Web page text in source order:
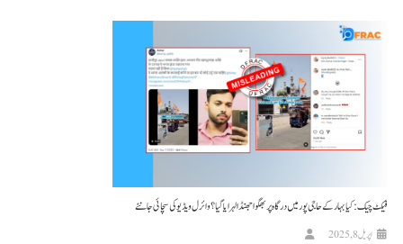
فیکٹ چیک: کیا بہار کے حاجی پور میں درگاہ پر بھگوا جھنڈا لہرایا گیا؟ وائرل ویڈیو کی سچائی جانئے
اپریل 8, 2025